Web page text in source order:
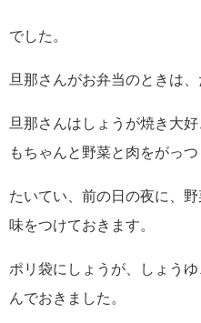
でした。
旦那さんがお弁当のときは
旦那さんはしょうが焼き大
もちゃんと野菜と肉をがっつ
たいてい、前の日の夜に、
味をつけておきます。
ポリ袋にしょうが、しょう
んでおきました。